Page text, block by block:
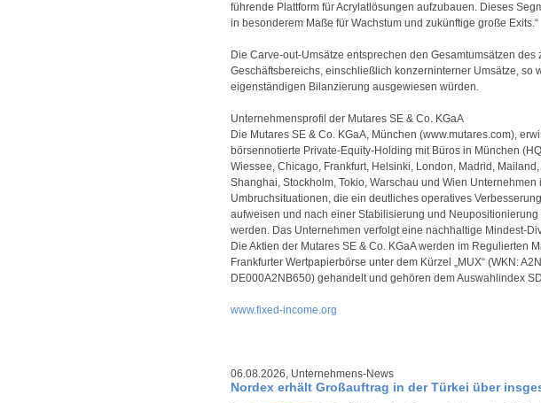
führende Plattform für Acrylatlösungen aufzubauen. Dieses
in besonderem Maße für Wachstum und zukünftige große Exits.“
Die Carve-out-Umsätze entsprechen den Gesamtumsätzen des
Geschäftsbereichs, einschließlich konzerninterner Umsätze, so
eigenständigen Bilanzierung ausgewiesen würden.
Unternehmensprofil der Mutares SE & Co. KGaA
Die Mutares SE & Co. KGaA, München (www.mutares.com),
börsennotierte Private-Equity-Holding mit Büros in München
Wiessee, Chicago, Frankfurt, Helsinki, London, Madrid,
Shanghai, Stockholm, Tokio, Warschau und Wien Unternehmen
Umbruchsituationen, die ein deutliches operatives
aufweisen und nach einer Stabilisierung und
werden. Das Unternehmen verfolgt eine nachhaltige Mindest-
Die Aktien der Mutares SE & Co. KGaA werden im Regulierten
Frankfurter Wertpapierbörse unter dem Kürzel „MUX“ (WKN:
DE000A2NB650) gehandelt und gehören dem Auswahlindex
www.fixed-income.org
06.08.2026, Unternehmens-News
Nordex erhält Großauftrag in der Türkei über